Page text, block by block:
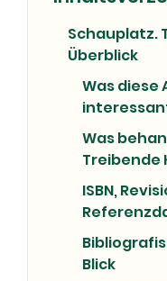
Schauplatz.
Überblick
Was diese
Was
Treibende
ISBN,
Blick